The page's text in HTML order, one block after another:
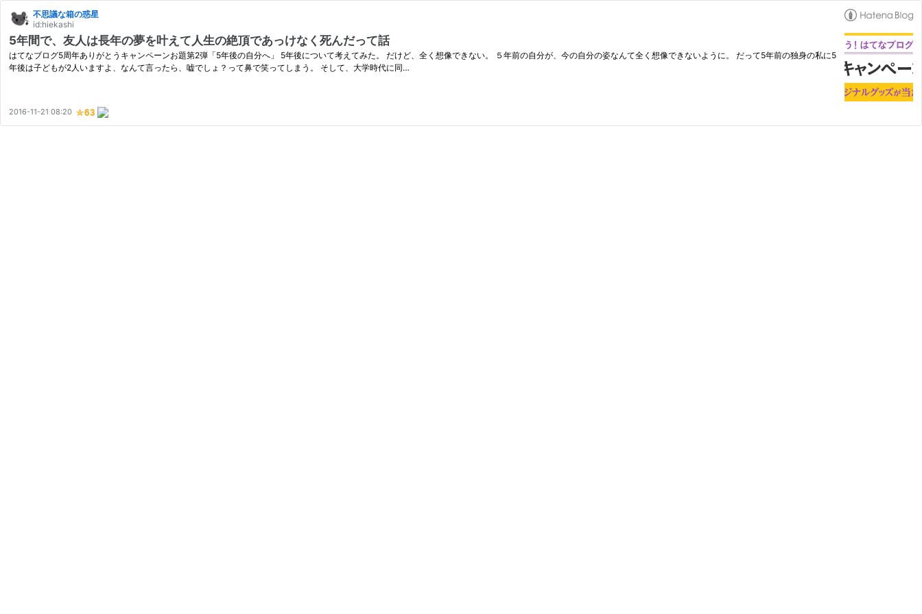
不思議な箱の惑星
id:hiekashi
5年間で、友人は長年の夢を叶えて人生の絶頂であっけなく死んだって話
はてなブログ5周年ありがとうキャンペーンお題第2弾「5年後の自分へ」 5年後について考えてみた。 だけど、全く想像できない。 ５年前の自分が、今の自分の姿なんて全く想像できないように。 だって5年前の独身の私に5
年後は子どもが2人いますよ、なんて言ったら、嘘でしょ？って鼻で笑ってしまう。 そして、大学時代に同…
2016-11-21 08:20